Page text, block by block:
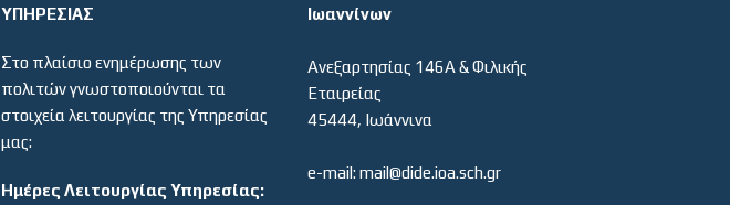
ΥΠΗΡΕΣΙΑΣ
Στο πλαίσιο ενημέρωσης των
πολιτών γνωστοποιούνται τα
στοιχεία λειτουργίας της Υπηρεσίας
μας:
Ημέρες Λειτουργίας Υπηρεσίας:
Ιωαννίνων
Ανεξαρτησίας 146Α & Φιλικής
Εταιρείας
45444, Ιωάννινα
e-mail: mail@dide.ioa.sch.gr